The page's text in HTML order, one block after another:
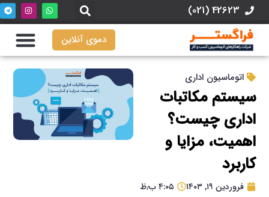
42623 (021)
دموی آنلاین
اتوماسیون اداری
سیستم مکاتبات
اداری چیست؟
اهمیت، مزایا و
کاربرد
فروردین ۱۹, ۱۴۰۳
۴:۰۵ ب٫ظ